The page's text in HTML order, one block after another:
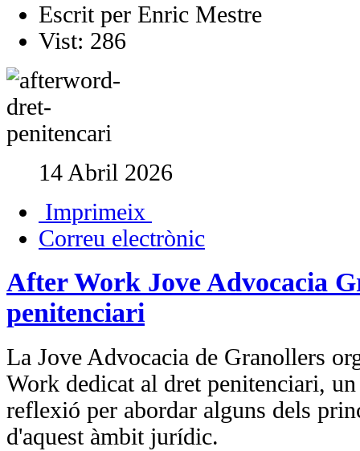
Escrit per Enric Mestre
Vist: 286
14 Abril 2026
Imprimeix
Correu electrònic
After Work Jove Advocacia
penitenciari
La Jove Advocacia de Granollers
Work dedicat al dret penitenciari,
reflexió per abordar alguns dels
d'aquest àmbit jurídic.